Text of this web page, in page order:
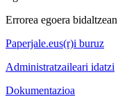
Errorea egoera bidaltzean
Paperjale.eus(r)i buruz
Administratzaileari idatzi
Dokumentazioa